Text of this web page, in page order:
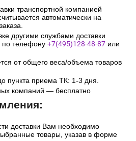
транспортной компанией
автоматически на
другими службами доставки
по телефону +7(495)128-48-87 или
от общего веса/объема товаров
пункта приема ТК: 1-3 дня.
компаний — бесплатно
доставки Вам необходимо
товары, указав в форме